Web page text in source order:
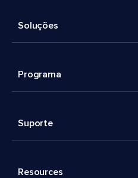
Soluções
Programa
Suporte
Resources